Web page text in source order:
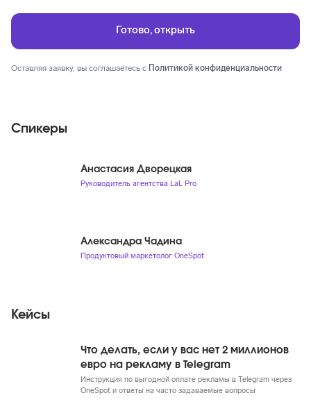
Оставляя заявку, вы соглашаетесь с Политикой конфиденциальности
Спикеры
Анастасия Дворецкая
Руководитель агентства LaL Pro
Александра Чадина
Продуктовый маркетолог OneSpot
Кейсы
Что делать, если у вас нет 2 миллионов
евро на рекламу в Telegram
Инструкция по выгодной оплате рекламы в Telegram через
OneSpot и ответы на часто задаваемые вопросы